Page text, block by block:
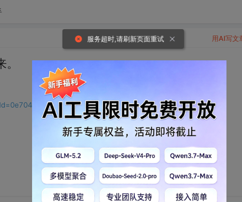
8c05-4cea-874b-61140733a35b&rt=1
用AI写文
服务超时,请刷新页面重试